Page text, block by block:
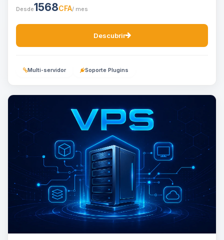
Desde1568CFA/ mes
Descubrir
Multi-servidor Soporte Plugins